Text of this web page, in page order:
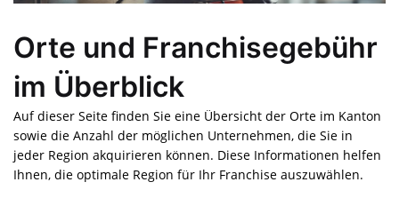
Orte und Franchisegebühr
im Überblick
Auf dieser Seite finden Sie eine Übersicht der Orte im Kanton
sowie die Anzahl der möglichen Unternehmen, die Sie in
jeder Region akquirieren können. Diese Informationen helfen
Ihnen, die optimale Region für Ihr Franchise auszuwählen.